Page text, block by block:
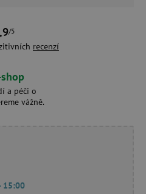
/5
recenzí
a péči o
vážně.
15:00